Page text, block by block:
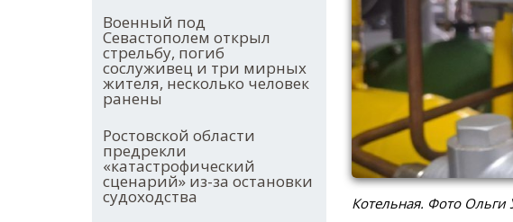
Военный под
Севастополем открыл
стрельбу, погиб
сослуживец и три мирных
жителя, несколько человек
ранены
Ростовской области
предрекли
«катастрофический
сценарий» из-за остановки
судоходства
Котельная. Фото Ольги